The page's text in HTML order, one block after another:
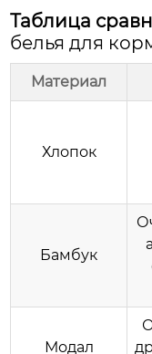
Таблица
белья для
Материал
Хлопок
Бамбук
Модал